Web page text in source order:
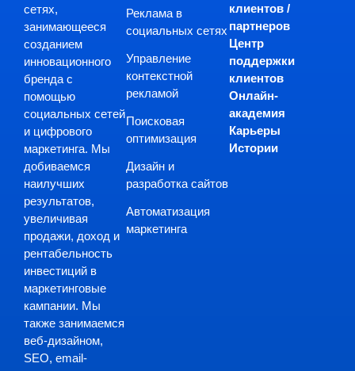
сетях,
занимающееся
созданием
инновационного
бренда с
помощью
социальных сетей
и цифрового
маркетинга. Мы
добиваемся
наилучших
результатов,
увеличивая
продажи, доход и
рентабельность
инвестиций в
маркетинговые
кампании. Мы
также занимаемся
веб-дизайном,
SEO, email-
Реклама в
социальных сетях
Управление
контекстной
рекламой
Поисковая
оптимизация
Дизайн и
разработка сайтов
Автоматизация
маркетинга
клиентов /
партнеров
Центр
поддержки
клиентов
Онлайн-
академия
Карьеры
Истории